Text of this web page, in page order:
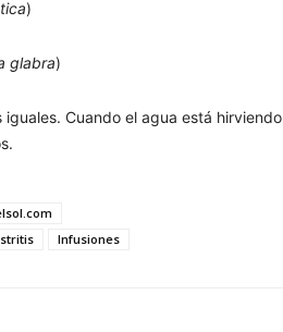
)
glabra)
iguales. Cuando el agua está
Infusiones